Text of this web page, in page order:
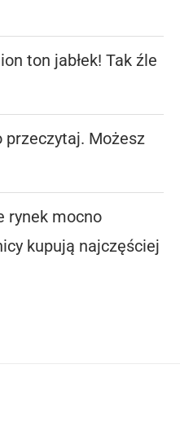
ton jabłek! Tak źle
przeczytaj. Możesz
rynek mocno
kupują najczęściej